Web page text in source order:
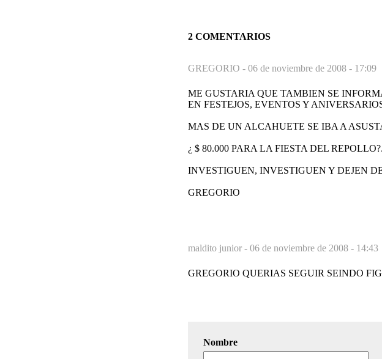
2 COMENTARIOS
GREGORIO - 06 de noviembre de 2008 - 17:09
ME GUSTARIA QUE TAMBIEN SE
EN FESTEJOS, EVENTOS Y
MAS DE UN ALCAHUETE SE IBA A
¿ $ 80.000 PARA LA FIESTA DEL
INVESTIGUEN, INVESTIGUEN Y DEJEN
GREGORIO
maldito junior - 06 de noviembre de 2008 - 14:43
GREGORIO QUERIAS SEGUIR SEINDO
Nombre